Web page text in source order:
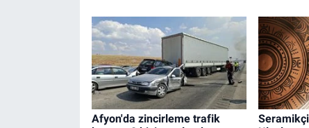
Afyon'da zincirleme trafik